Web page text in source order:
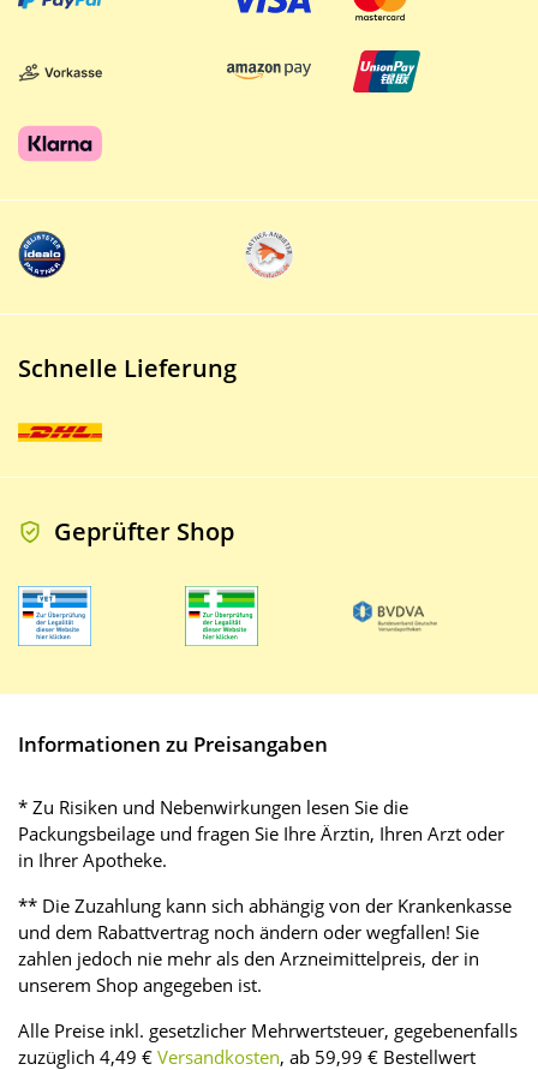
Schnelle Lieferung
Geprüfter Shop
Informationen zu Preisangaben
* Zu Risiken und Nebenwirkungen lesen Sie die
Packungsbeilage und fragen Sie Ihre Ärztin, Ihren Arzt oder
in Ihrer Apotheke.
** Die Zuzahlung kann sich abhängig von der Krankenkasse
und dem Rabattvertrag noch ändern oder wegfallen! Sie
zahlen jedoch nie mehr als den Arzneimittelpreis, der in
unserem Shop angegeben ist.
Alle Preise inkl. gesetzlicher Mehrwertsteuer, gegebenenfalls
zuzüglich 4,49 € Versandkosten, ab 59,99 € Bestellwert